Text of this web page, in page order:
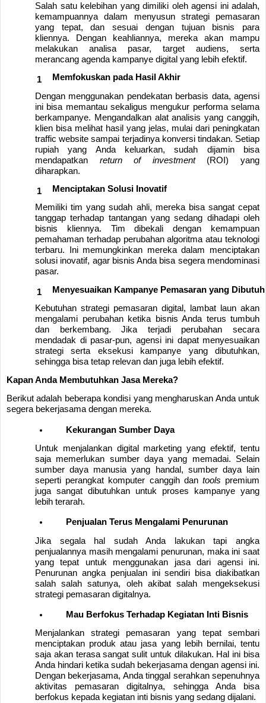
Salah satu kelebihan yang dimiliki oleh agensi ini adalah,
kemampuannya dalam menyusun strategi pemasaran
yang tepat, dan sesuai dengan tujuan bisnis para
kliennya. Dengan keahliannya, mereka akan mampu
melakukan analisa pasar, target audiens, serta
merancang agenda kampanye digital yang lebih efektif.
Memfokuskan pada Hasil Akhir
Dengan menggunakan pendekatan berbasis data, agensi
ini bisa memantau sekaligus mengukur performa selama
berkampanye. Mengandalkan alat analisis yang canggih,
klien bisa melihat hasil yang jelas, mulai dari peningkatan
traffic website sampai terjadinya konversi tindakan. Setiap
rupiah yang Anda keluarkan, sudah dijamin bisa
mendapatkan return of investment (ROI) yang
diharapkan.
Menciptakan Solusi Inovatif
Memiliki tim yang sudah ahli, mereka bisa sangat cepat
tanggap terhadap tantangan yang sedang dihadapi oleh
bisnis kliennya. Tim dibekali dengan kemampuan
pemahaman terhadap perubahan algoritma atau teknologi
terbaru. Ini memungkinkan mereka dalam menciptakan
solusi inovatif, agar bisnis Anda bisa segera mendominasi
pasar.
Menyesuaikan Kampanye Pemasaran yang
Kebutuhan strategi pemasaran digital, lambat laun akan
mengalami perubahan ketika bisnis Anda terus tumbuh
dan berkembang. Jika terjadi perubahan secara
mendadak di pasar-pun, agensi ini dapat menyesuaikan
strategi serta eksekusi kampanye yang dibutuhkan,
sehingga bisa tetap relevan dan juga lebih efektif.
Kapan Anda Membutuhkan Jasa Mereka?
Berikut adalah beberapa kondisi yang mengharuskan Anda untuk
segera bekerjasama dengan mereka.
Kekurangan Sumber Daya
Untuk menjalankan digital marketing yang efektif, tentu
saja memerlukan sumber daya yang memadai. Selain
sumber daya manusia yang handal, sumber daya lain
seperti perangkat komputer canggih dan tools premium
juga sangat dibutuhkan untuk proses kampanye yang
lebih terarah.
Penjualan Terus Mengalami Penurunan
Jika segala hal sudah Anda lakukan tapi angka
penjualannya masih mengalami penurunan, maka ini saat
yang tepat untuk menggunakan jasa dari agensi ini.
Penurunan angka penjualan ini sendiri bisa diakibatkan
salah salah satunya, oleh akibat salah mengeksekusi
strategi pemasaran digitalnya.
Mau Berfokus Terhadap Kegiatan Inti Bisnis
Menjalankan strategi pemasaran yang tepat sembari
menciptakan produk atau jasa yang lebih bernilai, tentu
saja akan terasa sangat sulit untuk dilakukan. Hal ini bisa
Anda hindari ketika sudah bekerjasama dengan agensi ini.
Dengan bekerjasama, Anda tinggal serahkan sepenuhnya
aktivitas pemasaran digitalnya, sehingga Anda bisa
berfokus kepada kegiatan inti bisnis yang sedang dijalani.